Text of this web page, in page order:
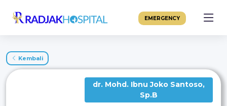
EMERGENCY
Kembali
dr. Mohd. Ibnu Joko Santoso,
Sp.B